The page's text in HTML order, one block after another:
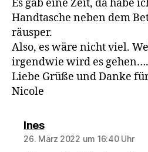
Es gab eine Zeit, da habe
Handtasche neben dem
räusper.
Also, es wäre nicht viel.
irgendwie wird es gehen….
Liebe Grüße und Danke
Nicole
Inessagt:
26. März 2022 um 16:40 Uhr